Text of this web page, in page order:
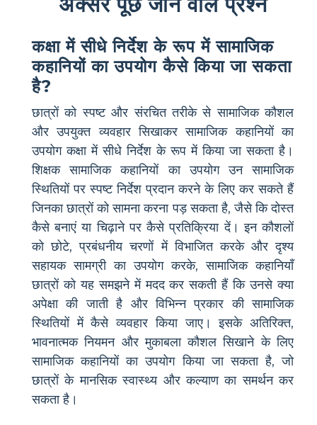
कक्षा में सीधे निर्देश के रूप में सामाजिक
कहानियों का उपयोग कैसे किया जा सकता
है?
छात्रों को स्पष्ट और संरचित तरीके से सामाजिक कौशल
और उपयुक्त व्यवहार सिखाकर सामाजिक कहानियों का
उपयोग कक्षा में सीधे निर्देश के रूप में किया जा सकता है।
शिक्षक सामाजिक कहानियों का उपयोग उन सामाजिक
स्थितियों पर स्पष्ट निर्देश प्रदान करने के लिए कर सकते हैं
जिनका छात्रों को सामना करना पड़ सकता है, जैसे कि दोस्त
कैसे बनाएं या चिढ़ाने पर कैसे प्रतिक्रिया दें। इन कौशलों
को छोटे, प्रबंधनीय चरणों में विभाजित करके और दृश्य
सहायक सामग्री का उपयोग करके, सामाजिक कहानियाँ
छात्रों को यह समझने में मदद कर सकती हैं कि उनसे क्या
अपेक्षा की जाती है और विभिन्न प्रकार की सामाजिक
स्थितियों में कैसे व्यवहार किया जाए। इसके अतिरिक्त,
भावनात्मक नियमन और मुकाबला कौशल सिखाने के लिए
सामाजिक कहानियों का उपयोग किया जा सकता है, जो
छात्रों के मानसिक स्वास्थ्य और कल्याण का समर्थन कर
सकता है।